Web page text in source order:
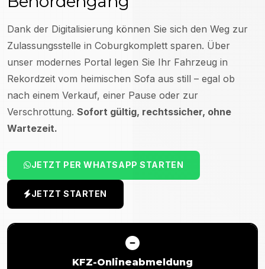
Dank der Digitalisierung können Sie sich den Weg zur
Zulassungsstelle in Coburgkomplett sparen. Über
unser modernes Portal legen Sie Ihr Fahrzeug in
Rekordzeit vom heimischen Sofa aus still – egal ob
nach einem Verkauf, einer Pause oder zur
Verschrottung. Sofort gültig, rechtssicher, ohne
Wartezeit.
JETZT PER WHATSAPP STARTEN
JETZT STARTEN
KFZ-Onlineabmeldung